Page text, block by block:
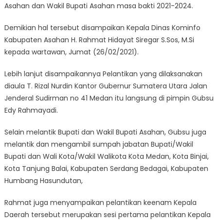
Asahan dan Wakil Bupati Asahan masa bakti 2021-2024.
Demikian hal tersebut disampaikan Kepala Dinas Kominfo
Kabupaten Asahan H. Rahmat Hidayat Siregar S.Sos, M.Si
kepada wartawan, Jumat (26/02/2021).
Lebih lanjut disampaikannya Pelantikan yang dilaksanakan
diaula T. Rizal Nurdin Kantor Gubernur Sumatera Utara Jalan
Jenderal Sudirman no 41 Medan itu langsung di pimpin Gubsu
Edy Rahmayadi.
Selain melantik Bupati dan Wakil Bupati Asahan, Gubsu juga
melantik dan mengambil sumpah jabatan Bupati/Wakil
Bupati dan Wali Kota/Wakil Walikota Kota Medan, Kota Binjai,
Kota Tanjung Balai, Kabupaten Serdang Bedagai, Kabupaten
Humbang Hasundutan,
Rahmat juga menyampaikan pelantikan keenam Kepala
Daerah tersebut merupakan sesi pertama pelantikan Kepala